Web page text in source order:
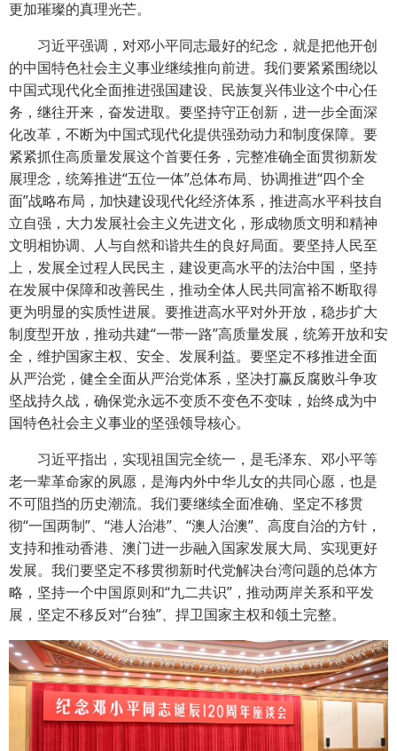
更加璀璨的真理光芒。
习近平强调，对邓小平同志最好的纪念，就是把他开创
的中国特色社会主义事业继续推向前进。我们要紧紧围绕以
中国式现代化全面推进强国建设、民族复兴伟业这个中心任
务，继往开来，奋发进取。要坚持守正创新，进一步全面深
化改革，不断为中国式现代化提供强劲动力和制度保障。要
紧紧抓住高质量发展这个首要任务，完整准确全面贯彻新发
展理念，统筹推进“五位一体”总体布局、协调推进“四个全
面”战略布局，加快建设现代化经济体系，推进高水平科技自
立自强，大力发展社会主义先进文化，形成物质文明和精神
文明相协调、人与自然和谐共生的良好局面。要坚持人民至
上，发展全过程人民民主，建设更高水平的法治中国，坚持
在发展中保障和改善民生，推动全体人民共同富裕不断取得
更为明显的实质性进展。要推进高水平对外开放，稳步扩大
制度型开放，推动共建“一带一路”高质量发展，统筹开放和安
全，维护国家主权、安全、发展利益。要坚定不移推进全面
从严治党，健全全面从严治党体系，坚决打赢反腐败斗争攻
坚战持久战，确保党永远不变质不变色不变味，始终成为中
国特色社会主义事业的坚强领导核心。
习近平指出，实现祖国完全统一，是毛泽东、邓小平等
老一辈革命家的夙愿，是海内外中华儿女的共同心愿，也是
不可阻挡的历史潮流。我们要继续全面准确、坚定不移贯
彻“一国两制”、“港人治港”、“澳人治澳”、高度自治的方针，
支持和推动香港、澳门进一步融入国家发展大局、实现更好
发展。我们要坚定不移贯彻新时代党解决台湾问题的总体方
略，坚持一个中国原则和“九二共识”，推动两岸关系和平发
展，坚定不移反对“台独”、捍卫国家主权和领土完整。